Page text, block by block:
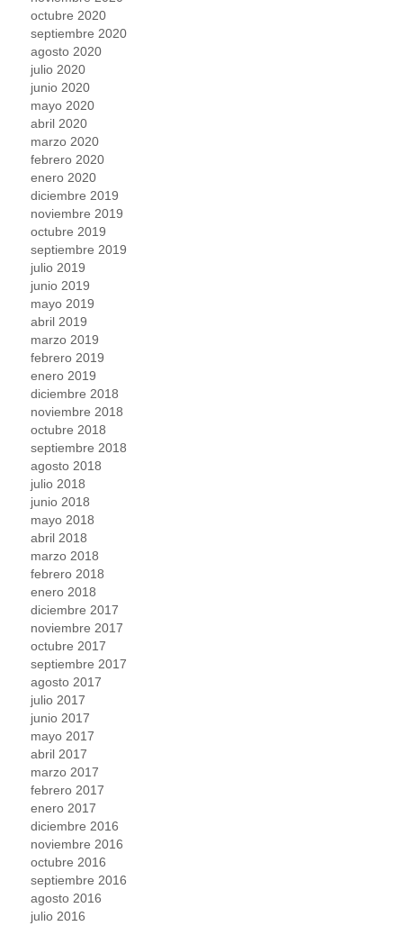
octubre 2020
septiembre 2020
agosto 2020
julio 2020
junio 2020
mayo 2020
abril 2020
marzo 2020
febrero 2020
enero 2020
diciembre 2019
noviembre 2019
octubre 2019
septiembre 2019
julio 2019
junio 2019
mayo 2019
abril 2019
marzo 2019
febrero 2019
enero 2019
diciembre 2018
noviembre 2018
octubre 2018
septiembre 2018
agosto 2018
julio 2018
junio 2018
mayo 2018
abril 2018
marzo 2018
febrero 2018
enero 2018
diciembre 2017
noviembre 2017
octubre 2017
septiembre 2017
agosto 2017
julio 2017
junio 2017
mayo 2017
abril 2017
marzo 2017
febrero 2017
enero 2017
diciembre 2016
noviembre 2016
octubre 2016
septiembre 2016
agosto 2016
julio 2016